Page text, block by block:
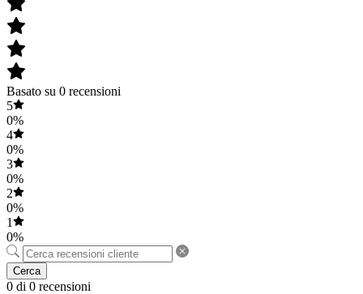
Basato su 0 recensioni
5
0%
4
0%
3
0%
2
0%
1
0%
Cerca
0 di 0 recensioni